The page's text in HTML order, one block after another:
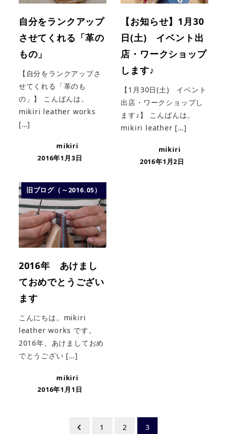
自分をランクアップ
させてくれる「革の
もの」
【自分をランクアップさ
せてくれる「革のも
の」】 こんばんは。
mikiri leather works
[…]
mikiri
2016年1月3日
【お知らせ】1月30
日(土) イベント出
店・ワークショップ
します♪
【1月30日(土) イベント
出店・ワークショップし
ます♪】 こんばんは。
mikiri leather […]
mikiri
2016年1月2日
旧ブログ（～2016.05）
2016年 あけまし
ておめでとうござい
ます
こんにちは。mikiri
leather works です。
2016年、あけましておめ
でとうござい […]
mikiri
2016年1月1日
1 2 3